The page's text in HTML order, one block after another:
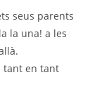
seus parents
la una! a les
tant en tant